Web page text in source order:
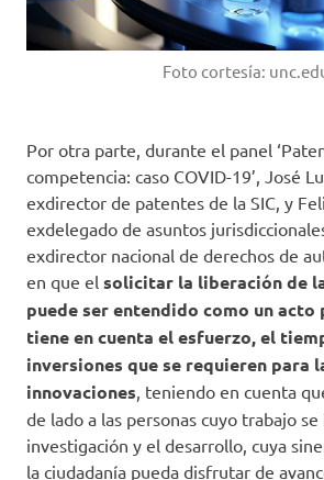
Foto cortesía:
Por otra parte, durante el panel
competencia: caso COVID-19’, José
exdirector de patentes de la SIC, y
exdelegado de asuntos
exdirector nacional de derechos de
en que el solicitar la liberación de
puede ser entendido como un acto
tiene en cuenta el esfuerzo, el
inversiones que se requieren para
innovaciones, teniendo en cuenta
de lado a las personas cuyo trabajo se
investigación y el desarrollo, cuya
la ciudadanía pueda disfrutar de